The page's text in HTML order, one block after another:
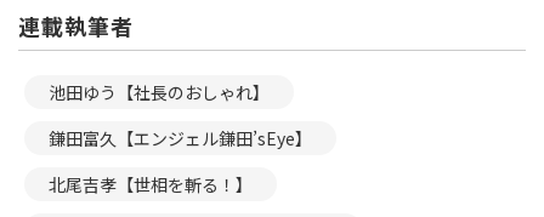
連載執筆者
池田ゆう【社長のおしゃれ】
鎌田富久【エンジェル鎌田’sEye】
北尾吉孝【世相を斬る！】